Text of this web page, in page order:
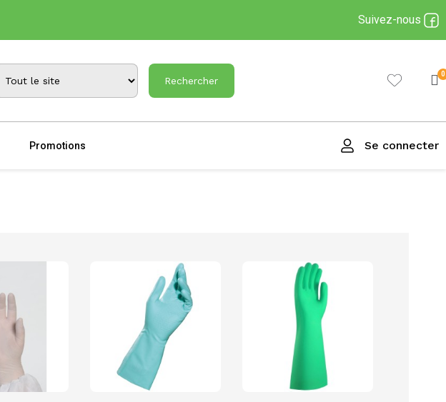
Suivez-nous
Rechercher
Promotions Se connecter